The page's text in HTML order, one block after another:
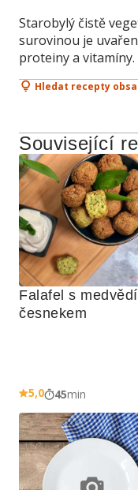
Starobylý čistě
surovinou je
proteiny a vitamíny.
Hledat recepty
Související
Falafel s
česnekem
5,0 45min